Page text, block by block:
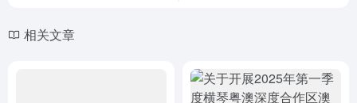
相关文章